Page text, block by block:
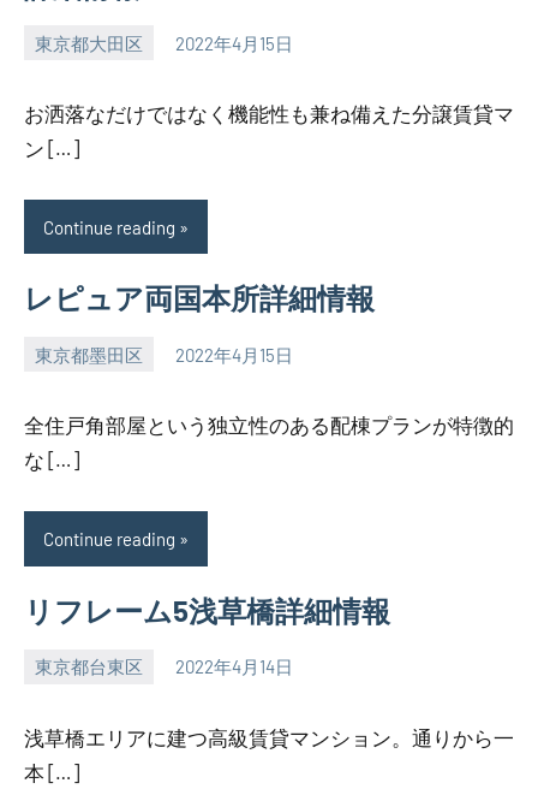
東京都大田区 2022年4月15日
SEZIMO
お洒落なだけではなく機能性も兼ね備えた分譲賃貸マ
ン […]
Continue reading
レピュア両国本所詳細情報
東京都墨田区 2022年4月15日
SEZIMO
全住戸角部屋という独立性のある配棟プランが特徴的
な […]
Continue reading
リフレーム5浅草橋詳細情報
東京都台東区 2022年4月14日
SEZIMO
浅草橋エリアに建つ高級賃貸マンション。通りから一
本 […]